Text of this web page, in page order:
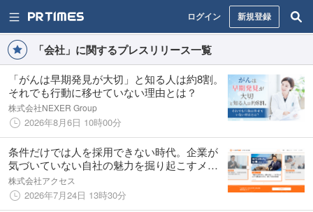
ログイン 新規登録
「会社」に関するプレスリリース一覧
「がんは早期発見が大切」と知る人は約8割。
それでも行動に移せていない理由とは？
株式会社NEXER Group
2026年8月6日 10時00分
条件だけでは人を採用できない時代。企業が
気づいていない自社の魅力を掘り起こすメデ
ィア『ツムログ 愛知』2026年7月28日ローン
チ
株式会社アクセス
2026年7月24日 13時30分